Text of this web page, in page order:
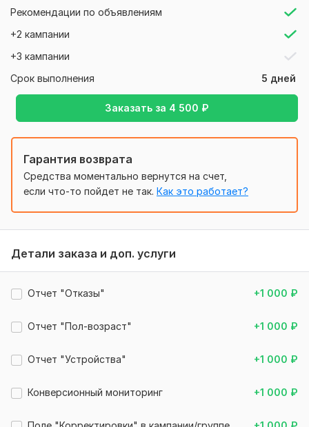
Рекомендации по объявлениям
+2 кампании
+3 кампании
Срок выполнения
5 дней
Заказать за 4 500 ₽
Отчет: ссылка на онлайн документ (можно
просматривать, с телефона или ноутбука)
Услуга также будет полезна по направлениям:
- посмотреть реклама на яндекс директ
- яндекс директ эффективная реклама
- оптимизация рекламы яндекс директ
- эффективность рекламы яндекс директ
- отслеживание рекламы яндекс директ
- перфоманс реклама яндекс директ
- статистика рекламы яндекс директ
- эффективная реклама яндекс директ
- яндекс директ посмотреть рекламу
- умная реклама яндекс директ
- требования рекламы яндекс директ
Гарантия возврата
Средства моментально вернутся на счет,
если что-то пойдет не так. Как это работает?
Детали заказа и доп. услуги
Отчет "Отказы" +1 000 ₽
Отчет "Пол-возраст" +1 000 ₽
Отчет "Устройства" +1 000 ₽
Конверсионный мониторинг +1 000 ₽